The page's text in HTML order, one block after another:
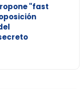
"fast